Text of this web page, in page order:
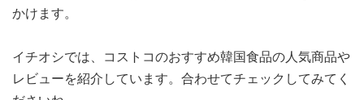
かけます。
イチオシでは、コストコのおすすめ韓国食品の人気商品や
レビューを紹介しています。合わせてチェックしてみてく